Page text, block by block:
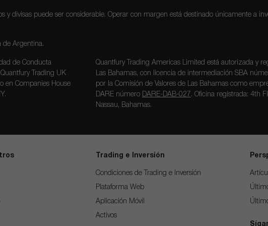
y divisas puede ser considerable. Operar con margen está destinado únicamente a
de Argentina.
de Conducta
Quantfury Trading UK
en Companies House
Quantfury Trading Americas Limited está autorizada y
Las Bahamas, con licencia de intermediación SBA
por la Comisión de Valores de Las Bahamas como
DARE número DARE-DAB-027 . Oficina registrada: 4th
Nassau, Bahamas.
Trading e Inversión
Condiciones de Trading e Inversión
Plataforma Web
Aplicación Móvil
Activos